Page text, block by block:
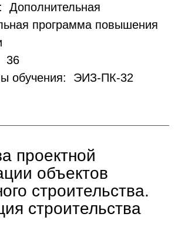
Дополнительная
программа повышения
36
обучения: ЭИЗ-ПК-32
проектной
объектов
строительства.
строительства